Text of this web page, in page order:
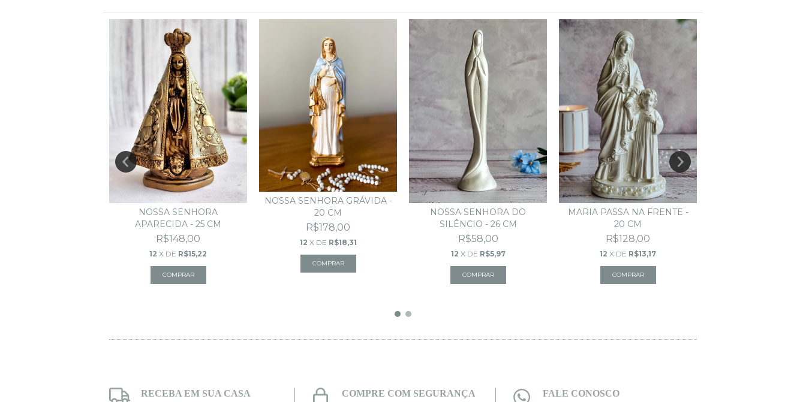
NOSSA SENHORA
APARECIDA - 25 CM
R$148,00
12 X DE R$15,22
NOSSA SENHORA GRÁVIDA -
20 CM
R$178,00
12 X DE R$18,31
NOSSA SENHORA DO
SILÊNCIO - 26 CM
R$58,00
12 X DE R$5,97
MARIA PASSA NA FRENTE -
20 CM
R$128,00
12 X DE R$13,17
RECEBA EM SUA CASA COMPRE COM SEGURANÇA FALE CONOSCO